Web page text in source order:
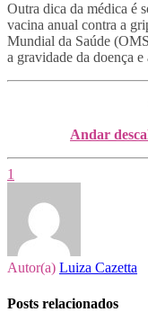
Outra dica da médica é
vacina anual contra a
Mundial da Saúde
a gravidade da doença e
Andar
1
Autor(a) Luiza Cazetta
Posts relacionados